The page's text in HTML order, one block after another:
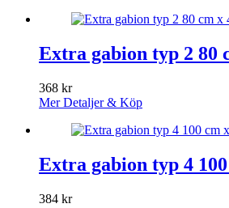
Extra gabion typ 2 80
368 kr
Mer Detaljer & Köp
Extra gabion typ 4
384 kr